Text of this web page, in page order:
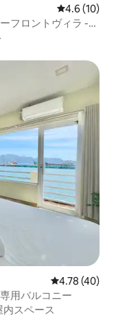
レビュー10
4.6 (10)
フロントヴィラ -
レビュー40
4.78 (40)
用バルコニー
内スペース